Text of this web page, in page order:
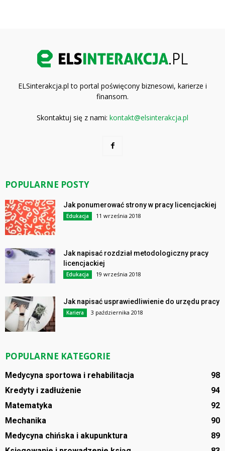
ELSinterakcja.pl to portal poświęcony biznesowi, karierze i
finansom.
Skontaktuj się z nami: kontakt@elsinterakcja.pl
POPULARNE POSTY
Jak ponumerować strony w pracy licencjackiej
Edukacja 11 września 2018
Jak napisać rozdział metodologiczny pracy
licencjackiej
Edukacja 19 września 2018
Jak napisać usprawiedliwienie do urzędu pracy
Kariera 3 października 2018
POPULARNE KATEGORIE
Medycyna sportowa i rehabilitacja
98
Kredyty i zadłużenie
94
Matematyka
92
Mechanika
90
Medycyna chińska i akupunktura
89